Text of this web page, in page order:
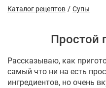
Каталог рецептов / Супы
Простой
Рассказываю, как
самый что ни на есть
ингредиентов, но очень